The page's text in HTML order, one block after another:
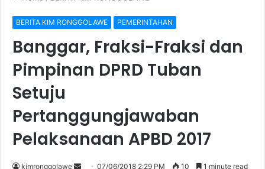
BERITA KIM RONGGOLAWE PEMERINTAHAN
Banggar, Fraksi-Fraksi dan
Pimpinan DPRD Tuban
Setuju
Pertanggungjawaban
Pelaksanaan APBD 2017
kimronggolawe 07/06/2018 2:29 PM 10 1 minute read